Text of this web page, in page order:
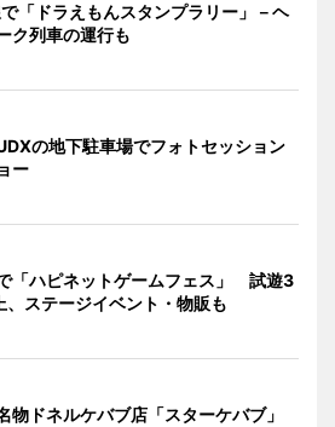
「ドラえもんスタンプラリー」－ヘ
ク列車の運行も
の地下駐車場でフォトセッション
ー
「ハピネットゲームフェス」 試遊3
、ステージイベント・物販も
物ドネルケバブ店「スターケバブ」